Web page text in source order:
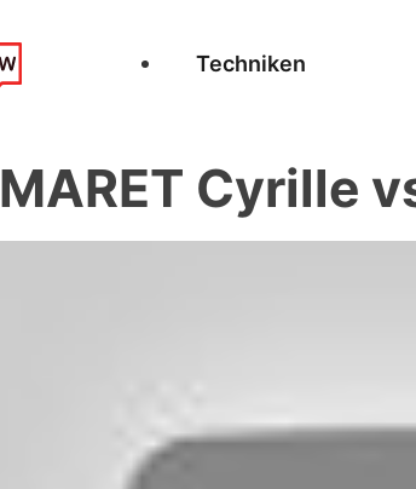
Techniken
MARET Cyrille